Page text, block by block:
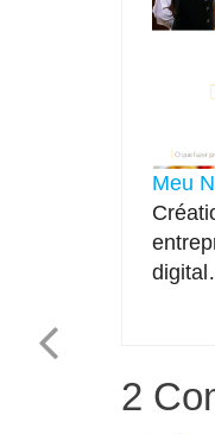
Meu
2